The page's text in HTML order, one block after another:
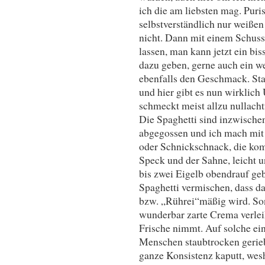
ich die am liebsten mag.
selbstverständlich nur
nicht. Dann mit einem
lassen, man kann jetzt ein
dazu geben, gerne auch ein
ebenfalls den Geschmack.
und hier gibt es nun wirklich
schmeckt meist allzu
Die Spaghetti sind
abgegossen und ich mach
oder Schnickschnack, die
Speck und der Sahne, leicht
bis zwei Eigelb obendrauf
Spaghetti vermischen, dass
bzw. „Rührei“mäßig wird.
wunderbar zarte Crema
Frische nimmt. Auf solche
Menschen staubtrocken
ganze Konsistenz kaputt,